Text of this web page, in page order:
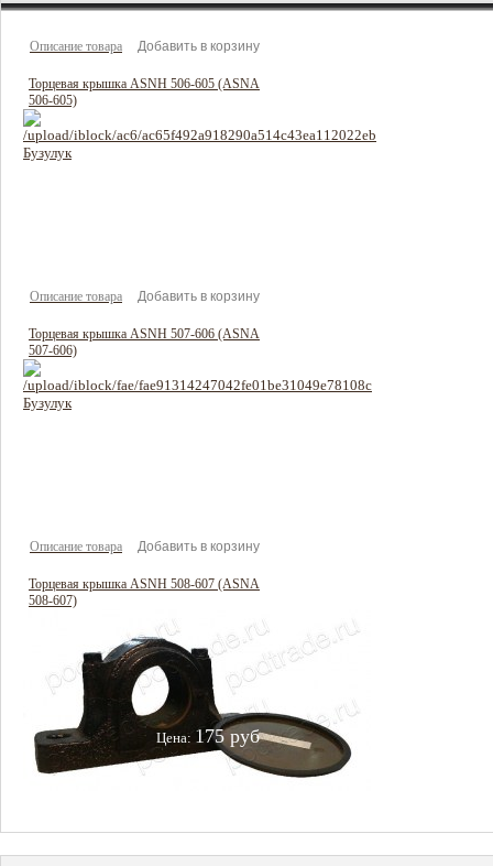
Описание товара
Торцевая крышка ASNH 506-605 (ASNA
506-605)
Описание товара
Торцевая крышка ASNH 507-606 (ASNA
507-606)
Описание товара
Торцевая крышка ASNH 508-607 (ASNA
508-607)
Цена: 175 руб